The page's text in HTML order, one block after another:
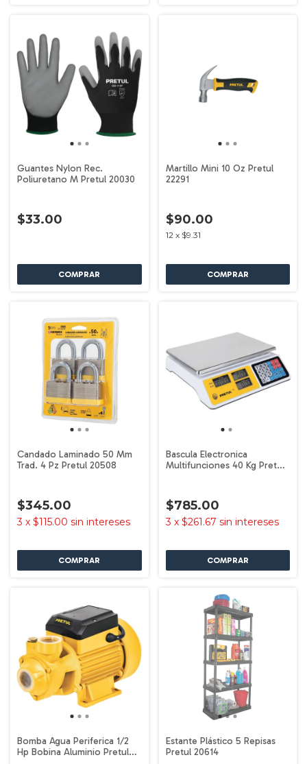
Guantes Nylon Rec.
Poliuretano M Pretul 20030
$33.00
Martillo Mini 10 Oz Pretul
22291
$90.00
12 x $9.31
Candado Laminado 50 Mm
Trad. 4 Pz Pretul 20508
$345.00
3 x $115.00 sin intereses
Bascula Electronica
Multifunciones 40 Kg Pretul
$785.00
3 x $261.67 sin intereses
Bomba Agua Periferica 1/2
Hp Bobina Aluminio Pretul
Estante Plástico 5 Repisas
Pretul 20614